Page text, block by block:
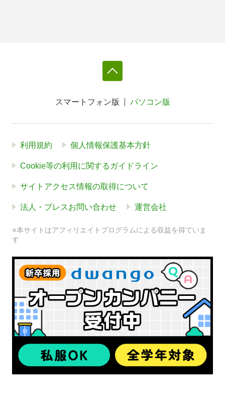
スマートフォン版 パソコン版
利用規約 個人情報保護基本方針
Cookie等の利用に関するガイドライン
サイトアクセス情報の取得について
法人・プレスお問い合わせ 運営会社
※本サイトはアフィリエイトプログラムによる収益を得ていま
す